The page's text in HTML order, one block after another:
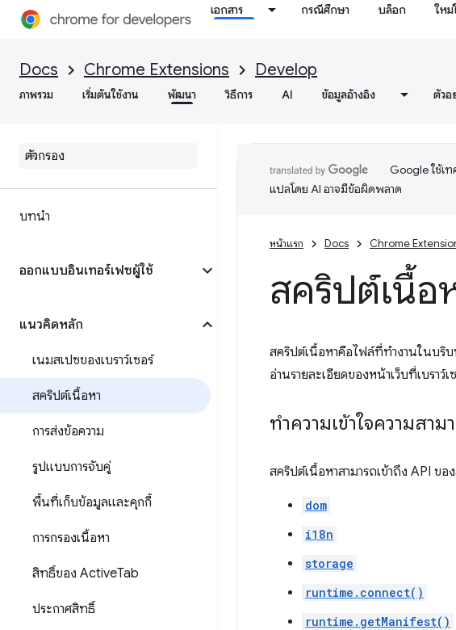
เอกสาร กรณีศึกษา บล็อก ให
Docs Chrome Extensions Develop
ภาพรวม เริ่มต้นใช้งาน พัฒนา วิธีการ AI ข้อมูลอ้างอิง ตัวอ
บทนำ
ออกแบบอินเทอร์เฟซผู้ใช้
แนวคิดหลัก
เนมสเปซของเบราว์เซอร์
สคริปต์เนื้อหา
การส่งข้อความ
รูปแบบการจับคู่
พื้นที่เก็บข้อมูลและคุกกี้
การกรองเนื้อหา
สิทธิ์ของ ActiveTab
ประกาศสิทธิ์
Google ใช้เ
แปลโดย AI อาจมีข้อผิดพลาด
หน้าแรก Docs Chrome
สคริปต์เนื้อ
สคริปต์เนื้อหาคือไฟล์ที่ทำงานในบริบ
อ่านรายละเอียดของหน้าเว็บที่เบรา
ทำความเข้าใจความสา
สคริปต์เนื้อหาสามารถเข้าถึง API ข
dom
i18n
storage
runtime.connect()
runtime.getManifest()